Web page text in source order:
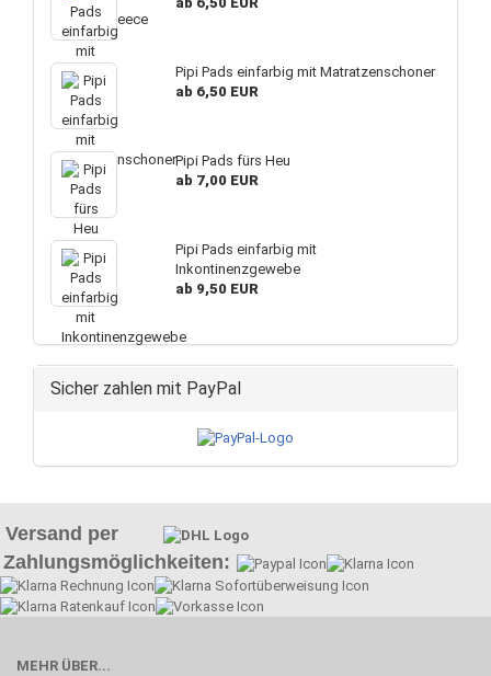
Pipi Pads einfarbig mit Matratzenschoner
ab 6,50 EUR
Pipi Pads fürs Heu
ab 7,00 EUR
Pipi Pads einfarbig mit
Inkontinenzgewebe
ab 9,50 EUR
Sicher zahlen mit PayPal
Versand per
Zahlungsmöglichkeiten:
MEHR ÜBER...